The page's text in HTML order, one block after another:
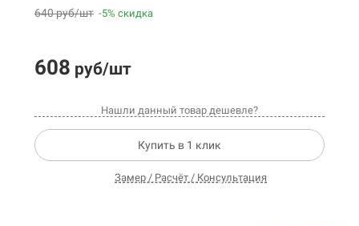
640 руб/шт -5% скидка
608 руб/шт
Нашли данный товар дешевле?
Купить в 1 клик
Замер / Расчёт / Консультация